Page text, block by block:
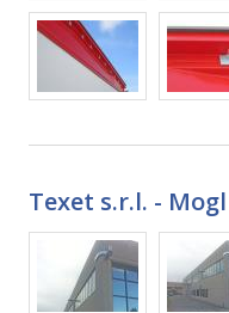
Texet s.r.l. -